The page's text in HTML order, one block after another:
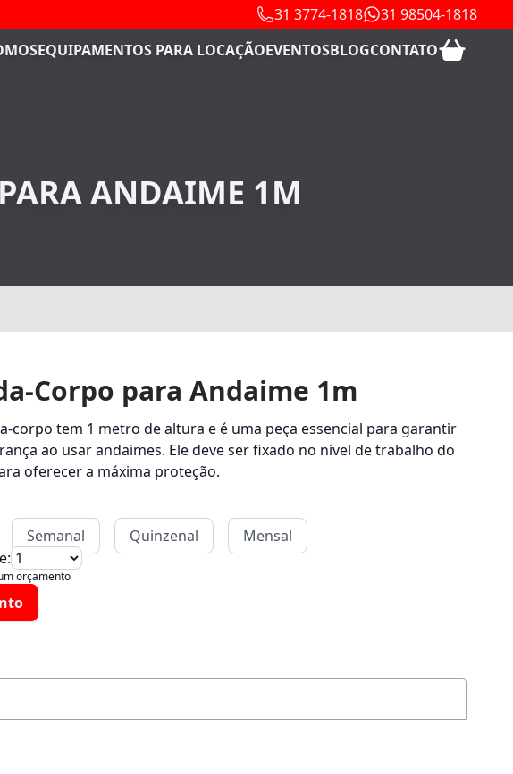
31 3774-1818
31 98504-1818
EQUIPAMENTOS PARA LOCAÇÃOEVENTOSBLOGCONTATO
ANDAIME 1M
Corpo para Andaime 1m
corpo tem 1 metro de altura e é uma peça essencial para garantir
ao usar andaimes. Ele deve ser fixado no nível de trabalho do
oferecer a máxima proteção.
Semanal Quinzenal
Mensal
orçamento